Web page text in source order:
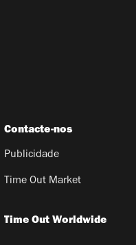
Contacte-nos
Publicidade
Time Out Market
Time Out Worldwide